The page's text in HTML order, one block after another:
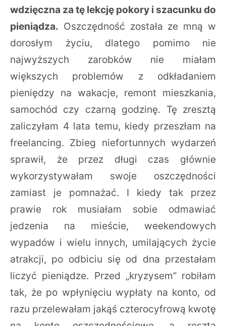
wdzięczna za tę lekcję pokory i szacunku do
pieniądza. Oszczędność została ze mną w
dorosłym życiu, dlatego pomimo nie
najwyższych zarobków nie miałam
większych problemów z odkładaniem
pieniędzy na wakacje, remont mieszkania,
samochód czy czarną godzinę. Tę zresztą
zaliczyłam 4 lata temu, kiedy przeszłam na
freelancing. Zbieg niefortunnych wydarzeń
sprawił, że przez długi czas głównie
wykorzystywałam swoje oszczędności
zamiast je pomnażać. I kiedy tak przez
prawie rok musiałam sobie odmawiać
jedzenia na mieście, weekendowych
wypadów i wielu innych, umilających życie
atrakcji, po odbiciu się od dna przestałam
liczyć pieniądze. Przed „kryzysem” robiłam
tak, że po wpłynięciu wypłaty na konto, od
razu przelewałam jakąś czterocyfrową kwotę